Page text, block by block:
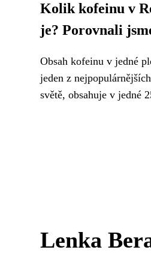
Kolik kofeinu v
je? Porovnali
Obsah kofeinu v jedné
jeden z
světě, obsahuje v jedné
Lenka